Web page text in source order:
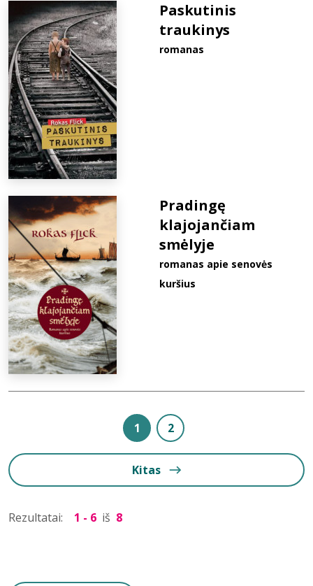
Paskutinis
traukinys
romanas
Pradingę
klajojančiam
smėlyje
romanas apie senovės
kuršius
1 2
Kitas
Rezultatai: 1 - 6 iš 8